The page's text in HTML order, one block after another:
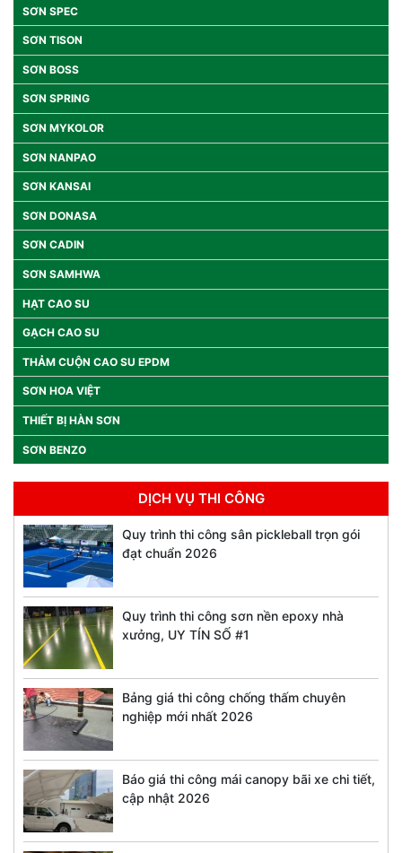
SƠN SPEC
SƠN TISON
SƠN BOSS
SƠN SPRING
SƠN MYKOLOR
SƠN NANPAO
SƠN KANSAI
SƠN DONASA
SƠN CADIN
SƠN SAMHWA
HẠT CAO SU
GẠCH CAO SU
THẢM CUỘN CAO SU EPDM
SƠN HOA VIỆT
THIẾT BỊ HÀN SƠN
SƠN BENZO
DỊCH VỤ THI CÔNG
Quy trình thi công sân pickleball trọn gói
đạt chuẩn 2026
Quy trình thi công sơn nền epoxy nhà
xưởng, UY TÍN SỐ #1
Bảng giá thi công chống thấm chuyên
nghiệp mới nhất 2026
Báo giá thi công mái canopy bãi xe chi tiết,
cập nhật 2026